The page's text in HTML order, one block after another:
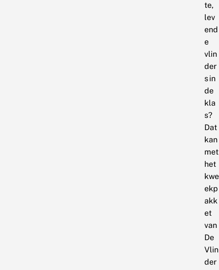
te,
lev
end
e
vlin
der
s in
de
kla
s?
Dat
kan
met
het
kwe
ekp
akk
et
van
De
Vlin
der